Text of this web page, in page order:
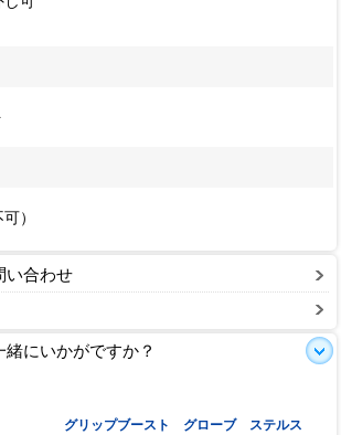
）
い合わせ
にいかがですか？
グリップブースト グローブ ステルス